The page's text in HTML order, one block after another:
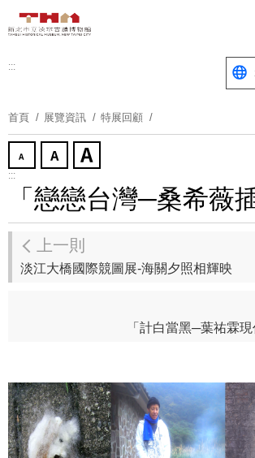
到
要
塊
:::
首頁 展覽資訊 特展回顧
:::
「戀戀台灣─桑希薇
上一則
淡江大橋國際競圖展-海關夕照相輝映
「計白當黑─葉祐霖現